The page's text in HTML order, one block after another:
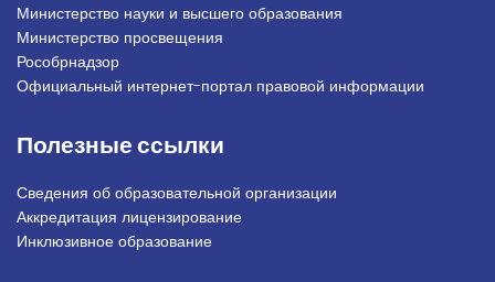
Министерство науки и высшего образования
Министерство просвещения
Рособрнадзор
Официальный интернет-портал правовой информации
Полезные ссылки
Сведения об образовательной организации
Аккредитация лицензирование
Инклюзивное образование